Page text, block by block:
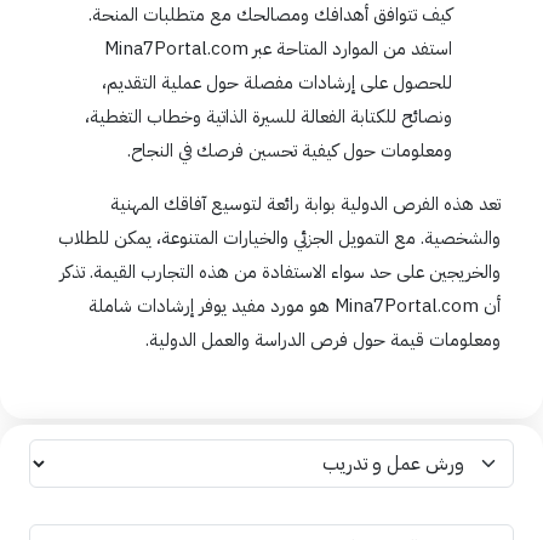
كيف تتوافق أهدافك ومصالحك مع متطلبات المنحة.
استفد من الموارد المتاحة عبر Mina7Portal.com
للحصول على إرشادات مفصلة حول عملية التقديم،
ونصائح للكتابة الفعالة للسيرة الذاتية وخطاب التغطية،
ومعلومات حول كيفية تحسين فرصك في النجاح.
تعد هذه الفرص الدولية بوابة رائعة لتوسيع آفاقك المهنية
والشخصية. مع التمويل الجزئي والخيارات المتنوعة، يمكن للطلاب
والخريجين على حد سواء الاستفادة من هذه التجارب القيمة. تذكر
أن Mina7Portal.com هو مورد مفيد يوفر إرشادات شاملة
ومعلومات قيمة حول فرص الدراسة والعمل الدولية.